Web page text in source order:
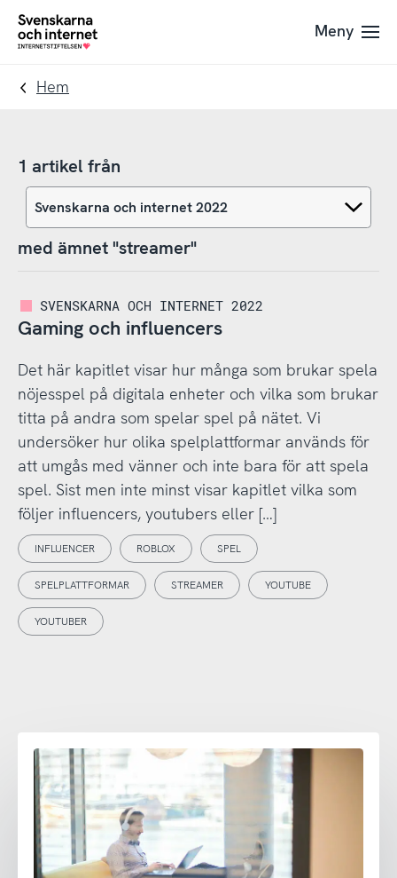
Till
navigation
Till
innehåll
To
Meny
Hem
1 artikel från
med ämnet "streamer"
SVENSKARNA OCH INTERNET 2022
Gaming och influencers
Det här kapitlet visar hur många som brukar spela
nöjesspel på digitala enheter och vilka som brukar
titta på andra som spelar spel på nätet. Vi
undersöker hur olika spelplattformar används för
att umgås med vänner och inte bara för att spela
spel. Sist men inte minst visar kapitlet vilka som
följer influencers, youtubers eller […]
INFLUENCER ROBLOX SPEL
SPELPLATTFORMAR STREAMER YOUTUBE
YOUTUBER